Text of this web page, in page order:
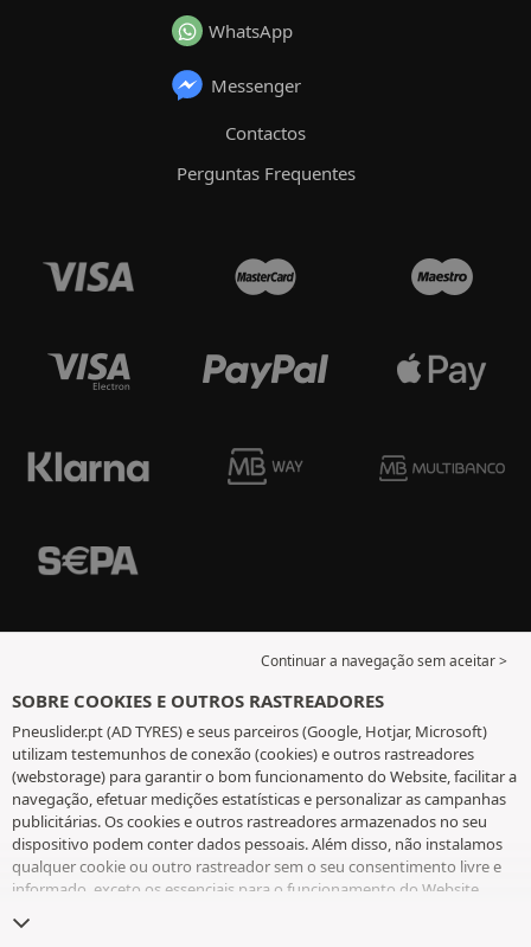
WhatsApp
Messenger
Contactos
Perguntas Frequentes
Continuar a navegação sem aceitar >
SOBRE COOKIES E OUTROS RASTREADORES
Pneuslider.pt (AD TYRES) e seus parceiros (Google, Hotjar, Microsoft)
utilizam testemunhos de conexão (cookies) e outros rastreadores
(webstorage) para garantir o bom funcionamento do Website, facilitar a
navegação, efetuar medições estatísticas e personalizar as campanhas
publicitárias. Os cookies e outros rastreadores armazenados no seu
dispositivo podem conter dados pessoais. Além disso, não instalamos
qualquer cookie ou outro rastreador sem o seu consentimento livre e
informado, exceto os essenciais para o funcionamento do Website.
consentimento a qualquer momento, ao aceder à